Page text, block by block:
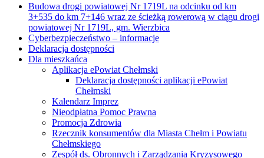
Budowa drogi powiatowej Nr 1719L na odcinku od km
3+535 do km 7+146 wraz ze ścieżką rowerową w ciągu drogi
powiatowej Nr 1719L, gm. Wierzbica
Cyberbezpieczeństwo – informacje
Deklaracja dostępności
Dla mieszkańca
Aplikacja ePowiat Chełmski
Deklaracja dostępności aplikacji ePowiat
Chełmski
Kalendarz Imprez
Nieodpłatna Pomoc Prawna
Promocja Zdrowia
Rzecznik konsumentów dla Miasta Chełm i Powiatu
Chełmskiego
Zespół ds. Obronnych i Zarządzania Kryzysowego